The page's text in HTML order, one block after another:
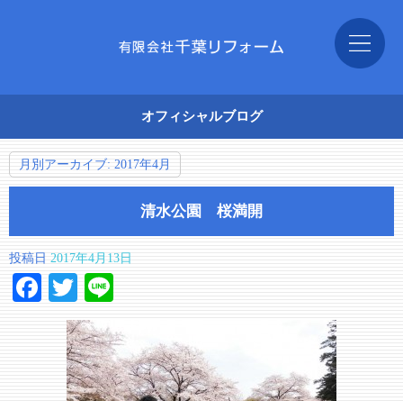
オフィシャルブログ
月別アーカイブ: 2017年4月
清水公園 桜満開
投稿日 2017年4月13日
Facebook
Twitter